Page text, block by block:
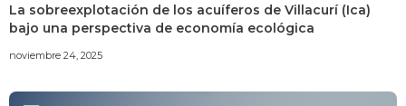
La sobreexplotación de los acuíferos de Villacurí (Ica)
bajo una perspectiva de economía ecológica
noviembre 24, 2025